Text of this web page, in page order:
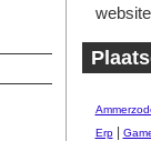
Erp|